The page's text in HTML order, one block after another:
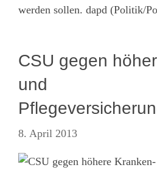
werden sollen. dapd (Politik/
CSU gegen
und
8. April 2013